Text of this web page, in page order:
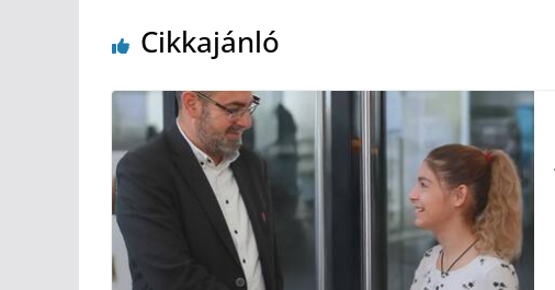
Cikkajánló